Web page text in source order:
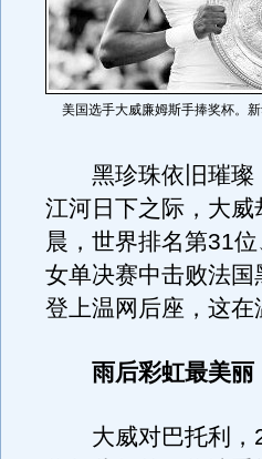
美国选手大威廉姆斯手捧奖杯。
黑珍珠依旧璀璨
江河日下之际，大
晨，世界排名第31
女单决赛中击败法
登上温网后座，这
雨后彩虹最美丽
大威对巴托利，